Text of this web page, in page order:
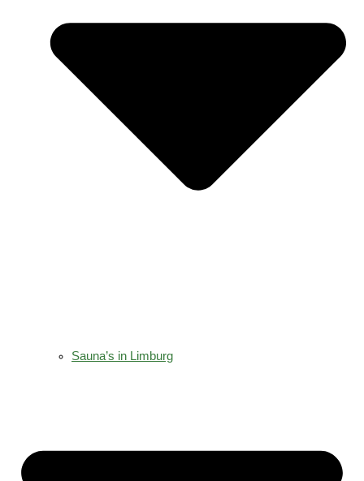
Sauna’s in Limburg